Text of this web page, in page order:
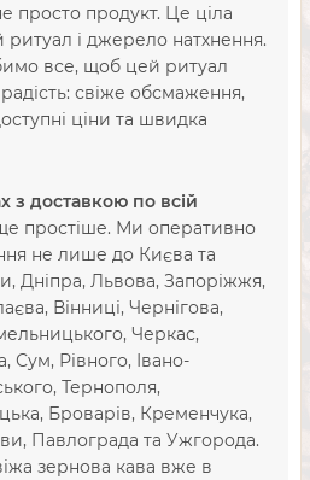
просто продукт. Це ціла
і джерело натхнення.
все, щоб цей ритуал
свіже обсмаження,
ціни та швидка
з доставкою по всій
простіше. Ми оперативно
не лише до Києва та
Дніпра, Львова, Запоріжжя,
Вінниці, Чернігова,
Черкас,
Сум, Рівного, Івано-
Тернополя,
Броварів, Кременчука,
Павлограда та Ужгорода.
зернова кава вже в